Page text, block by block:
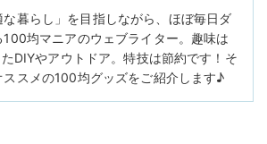
な暮らし」を目指しながら、ほぼ毎日ダ
均マニアのウェブライター。趣味は
DIYやアウトドア。特技は節約です！そ
ススメの100均グッズをご紹介します♪